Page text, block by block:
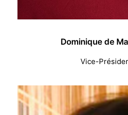
Dominique de
Vice-